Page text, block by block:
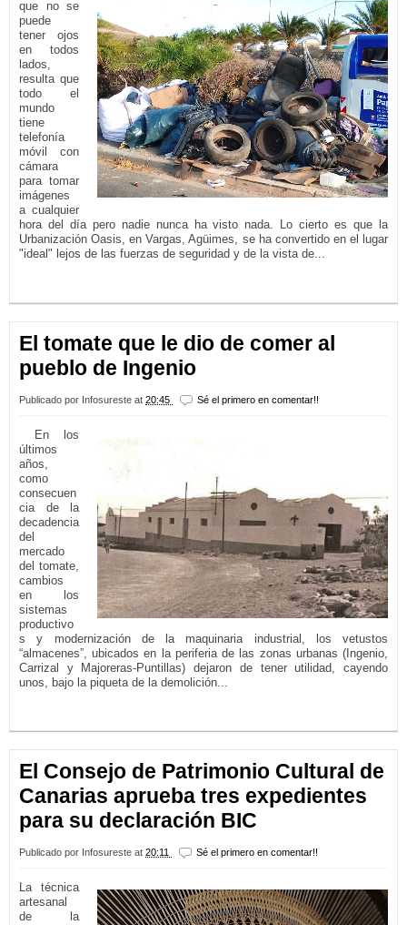
que no se
puede
tener ojos
en todos
lados,
resulta que
todo el
mundo
tiene
telefonía
móvil con
cámara
para tomar
imágenes
a cualquier
hora del día pero nadie nunca ha visto nada. Lo cierto es que la
Urbanización Oasis, en Vargas, Agüimes, se ha convertido en el lugar
"ideal" lejos de las fuerzas de seguridad y de la vista de...
El tomate que le dio de comer al
pueblo de Ingenio
Publicado por Infosureste at 20:45 Sé el primero en comentar!!
En los
últimos
años,
como
consecuen
cia de la
decadencia
del
mercado
del tomate,
cambios
en los
sistemas
productivo
s y modernización de la maquinaria industrial, los vetustos
“almacenes”, ubicados en la periferia de las zonas urbanas (Ingenio,
Carrizal y Majoreras-Puntillas) dejaron de tener utilidad, cayendo
unos, bajo la piqueta de la demolición...
El Consejo de Patrimonio Cultural de
Canarias aprueba tres expedientes
para su declaración BIC
Publicado por Infosureste at 20:11 Sé el primero en comentar!!
La técnica
artesanal
de la